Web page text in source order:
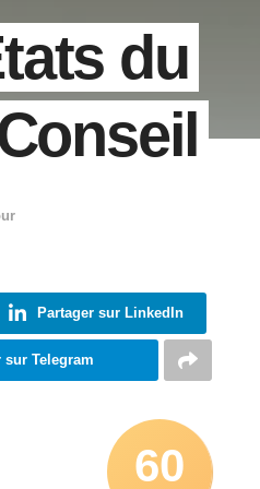
du
Partager sur LinkedIn
sur Telegram
60